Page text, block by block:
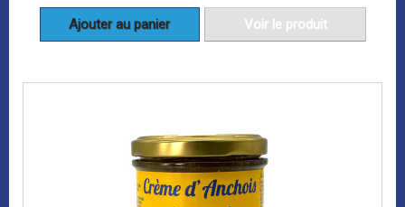
Ajouter au panier Voir le produit